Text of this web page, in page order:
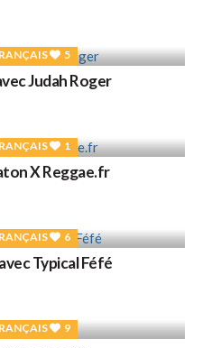
5
Judah Roger
1
X Reggae.fr
6
Typical Féfé
9